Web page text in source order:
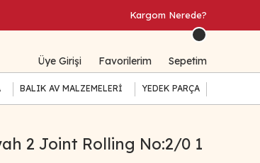
Kargom Nerede?
Üye Girişi Favorilerim Sepetim
BALIK AV MALZEMELERİ YEDEK PARÇA
2 Joint Rolling No:2/0 1